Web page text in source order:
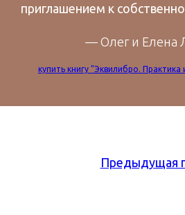
приглашением к
— Олег и Елена
купить книгу "Эквилибро.
Предыдущая